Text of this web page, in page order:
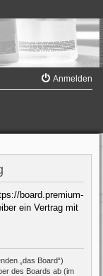
Anmelden
board.premium-
ein Vertrag mit
„das Board“)
des Boards ab (im